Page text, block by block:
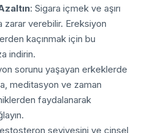
: Sigara içmek ve aşırı
zarar verebilir. Ereksiyon
kaçınmak için bu
indirin.
sorunu yaşayan erkeklerde
meditasyon ve zaman
faydalanarak
seviyesini ve cinsel